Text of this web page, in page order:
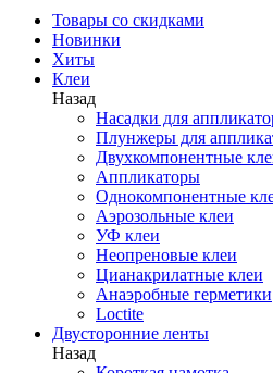
Товары со скидками
Новинки
Хиты
Клеи
Назад
Насадки для
Плунжеры для
Двухкомпонентные
Аппликаторы
Однокомпонентные
Аэрозольные клеи
УФ клеи
Неопреновые клеи
Цианакрилатные клеи
Анаэробные герметики
Loctite
Двусторонние ленты
Назад